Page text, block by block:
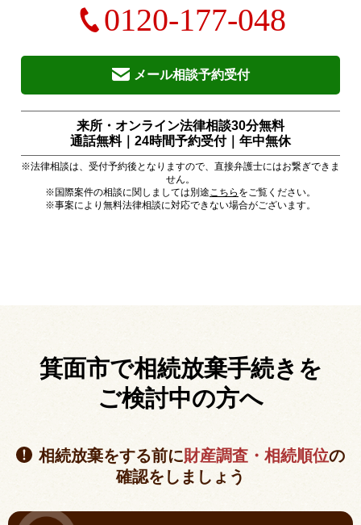
0120-177-048
メール相談予約受付
来所・オンライン法律相談30分無料
通話無料｜24時間予約受付｜ 年中無休
※法律相談は、受付予約後となりますので、直接弁護士にはお繋ぎできま
せん。
※国際案件の相談に関しましては別途こちら をご覧ください。
※事案により無料法律相談に対応できない場合がございます。
箕面市で相続放棄手続きを
ご検討中の方へ
相続放棄をする前に財産調査・相続順位の
確認をしましょう